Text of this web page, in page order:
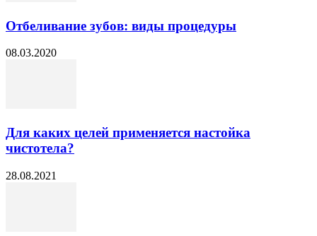
Отбеливание зубов: виды процедуры
08.03.2020
Для каких целей применяется настойка
чистотела?
28.08.2021